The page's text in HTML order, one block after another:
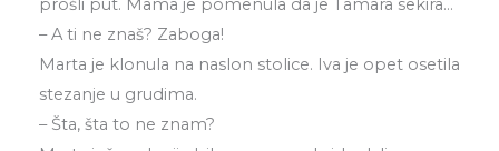
prošli put. Mama je pomenula da je Tamara sekira…
– A ti ne znaš? Zaboga!
Marta je klonula na naslon stolice. Iva je opet osetila
stezanje u grudima.
– Šta, šta to ne znam?